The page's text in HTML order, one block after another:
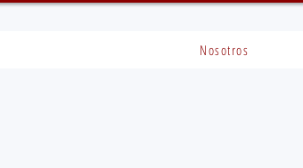
Nosotros